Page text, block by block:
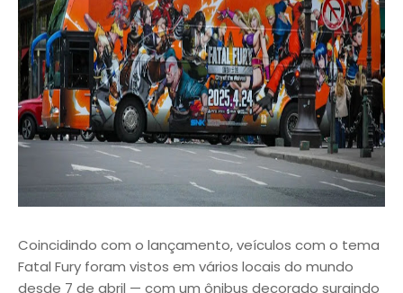
Coincidindo com o lançamento, veículos com o tema
Fatal Fury foram vistos em vários locais do mundo
desde 7 de abril — com um ônibus decorado surgindo